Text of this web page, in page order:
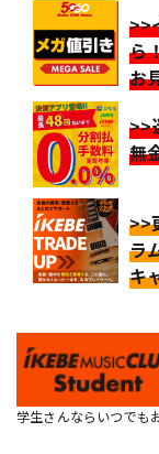
>>
ら
お
>>
無
>>
ラ
キ
学生さんならいつでも